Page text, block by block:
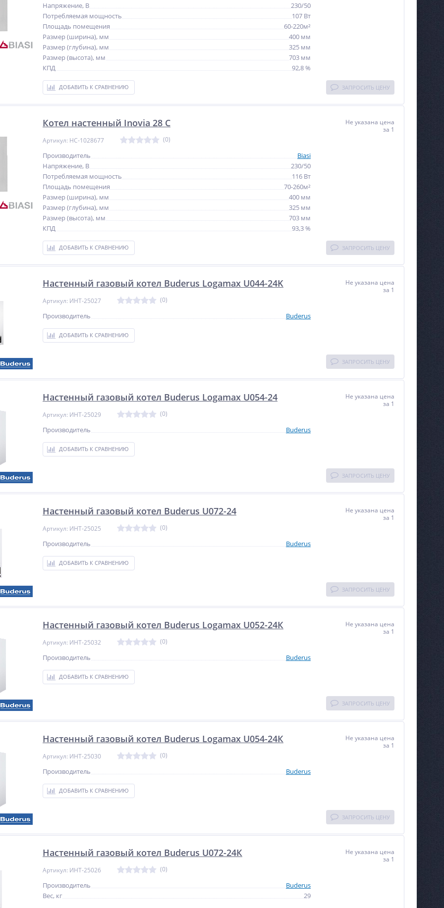
Напряжение, В
230/50
Потребляемая мощность
107 Вт
Площадь помещения
60-220м²
Размер (ширина), мм
400 мм
Размер (глубина), мм
325 мм
Размер (высота), мм
703 мм
КПД
92,8 %
ДОБАВИТЬ К СРАВНЕНИЮ ЗАПРОСИТЬ ЦЕНУ
Котел настенный Inovia 28 C
Артикул: НС-1028677 (0)
Производитель
Biasi
Напряжение, В
230/50
Потребляемая мощность
116 Вт
Площадь помещения
70-260м²
Размер (ширина), мм
400 мм
Размер (глубина), мм
325 мм
Размер (высота), мм
703 мм
КПД
93,3 %
ДОБАВИТЬ К СРАВНЕНИЮ
Не указана цена
за 1
ЗАПРОСИТЬ ЦЕНУ
Настенный газовый котел Buderus Logamax U044-24K
Артикул: ИНТ-25027 (0)
Производитель Buderus
ДОБАВИТЬ К СРАВНЕНИЮ
Не указана цена
за 1
ЗАПРОСИТЬ ЦЕНУ
Настенный газовый котел Buderus Logamax U054-24
Артикул: ИНТ-25029 (0)
Производитель Buderus
ДОБАВИТЬ К СРАВНЕНИЮ
Не указана цена
за 1
ЗАПРОСИТЬ ЦЕНУ
Настенный газовый котел Buderus U072-24
Артикул: ИНТ-25025 (0)
Производитель Buderus
ДОБАВИТЬ К СРАВНЕНИЮ
Не указана цена
за 1
ЗАПРОСИТЬ ЦЕНУ
Настенный газовый котел Buderus Logamax U052-24К
Артикул: ИНТ-25032 (0)
Производитель Buderus
ДОБАВИТЬ К СРАВНЕНИЮ
Не указана цена
за 1
ЗАПРОСИТЬ ЦЕНУ
Настенный газовый котел Buderus Logamax U054-24К
Артикул: ИНТ-25030 (0)
Производитель Buderus
ДОБАВИТЬ К СРАВНЕНИЮ
Не указана цена
за 1
ЗАПРОСИТЬ ЦЕНУ
Настенный газовый котел Buderus U072-24К
Артикул: ИНТ-25026 (0)
Производитель
Buderus
Вес, кг
29
Не указана цена
за 1